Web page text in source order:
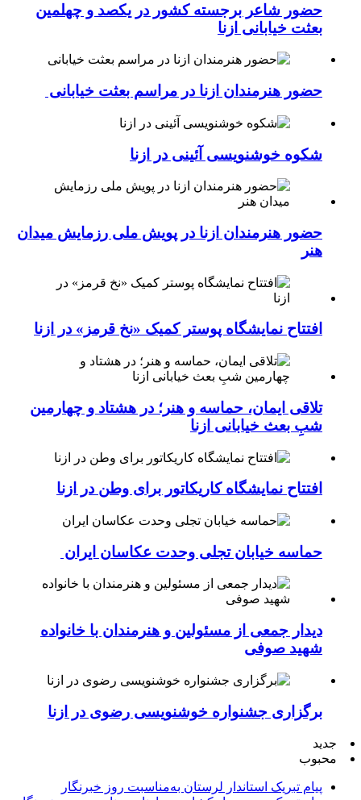
حضور شاعر برجسته کشور در یکصد و چهلمین
بعثت خیابانی ازنا
حضور هنرمندان ازنا در مراسم بعثت خیابانی
شکوه خوشنویسی آئینی در ازنا
حضور هنرمندان ازنا در پویش ملی رزمایش میدان
هنر
افتتاح نمایشگاه پوستر کمیک «نخ قرمز» در ازنا
تلاقی ایمان، حماسه و هنر؛ در هشتاد و چهارمین
شبِ بعث خیابانی ازنا
افتتاح نمایشگاه کاریکاتور برای وطن در ازنا
حماسه خیابان تجلی وحدت عکاسان ایران
دیدار جمعی از مسئولین و هنرمندان با خانواده
شهید صوفی
برگزاری جشنواره خوشنویسی رضوی در ازنا
جدید
محبوب
پیام تبریک استاندار لرستان به‌مناسبت روز خبرنگار